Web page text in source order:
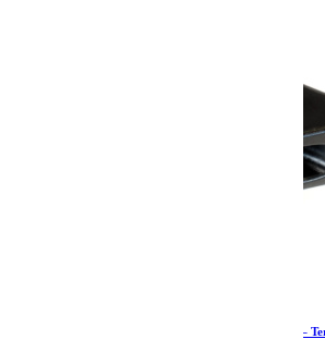
Butées de pont de 7cm inférieures arrière – JK –